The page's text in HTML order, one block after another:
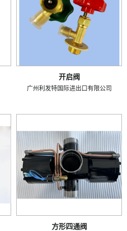
开启阀
广州利发特国际进出口有限公司
方形四通阀